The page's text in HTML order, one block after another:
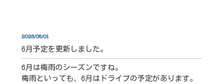
2026/06/01
6月予定を更新しました。
6月は梅雨のシーズンですね。
梅雨といっても、6月はドライブの予定があります。